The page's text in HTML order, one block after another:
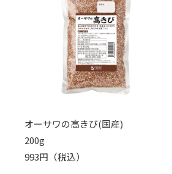
オーサワの高きび(国産)
200g
993円（税込）